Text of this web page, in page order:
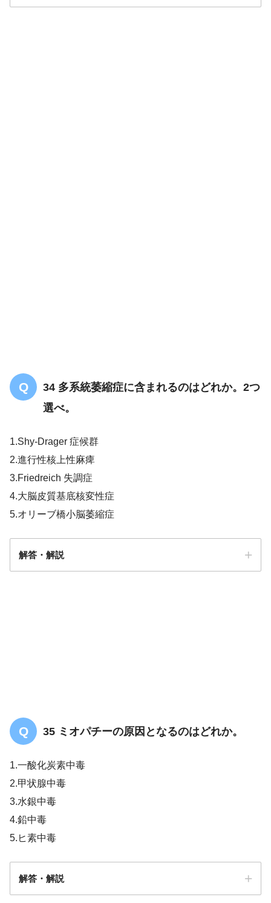
34 多系統萎縮症に含まれるのはどれか。2つ
選べ。
1.Shy-Drager 症候群
2.進行性核上性麻痺
3.Friedreich 失調症
4.大脳皮質基底核変性症
5.オリーブ橋小脳萎縮症
解答・解説
17 多系統萎縮症
35 ミオパチーの原因となるのはどれか。
1.一酸化炭素中毒
2.甲状腺中毒
3.水銀中毒
4.鉛中毒
5.ヒ素中毒
解答・解説